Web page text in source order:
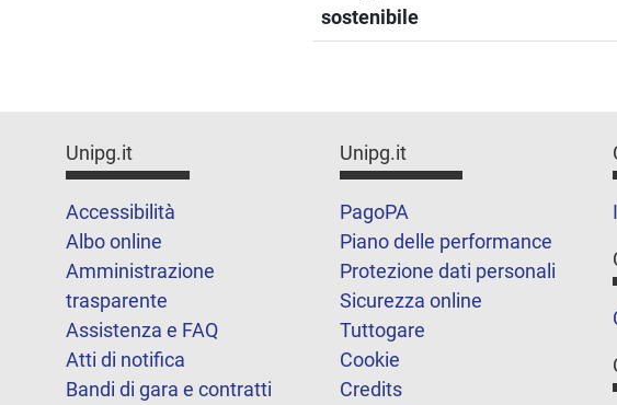
sostenibile
Unipg.it
Accessibilità
Albo online
Amministrazione
trasparente
Assistenza e FAQ
Atti di notifica
Bandi di gara e contratti
Unipg.it
PagoPA
Piano delle performance
Protezione dati personali
Sicurezza online
Tuttogare
Cookie
Credits